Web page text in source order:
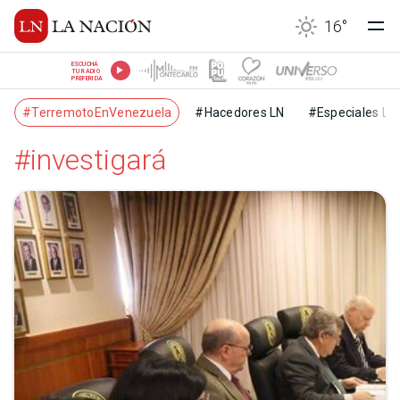
16°
ESCUCHÁ
TU RADIO
PREFERIDA
#TerremotoEnVenezuela #Hacedores LN #Especiales LN
#investigará